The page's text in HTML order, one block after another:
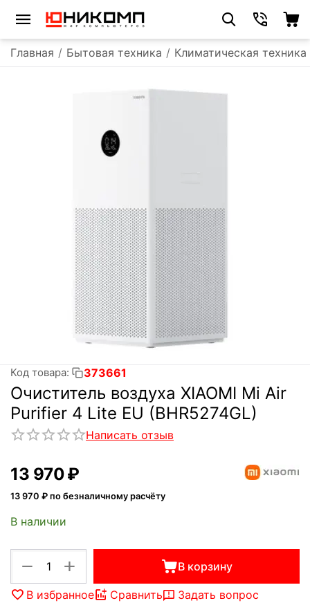
Главная / Бытовая техника / Климатическая техника
Код товара: 373661
Очиститель воздуха XIAOMI Mi Air
Purifier 4 Lite EU (BHR5274GL)
Написать отзыв
13 970₽
13 970 ₽ по безналичному расчёту
В наличии
+
− В корзину
В избранное Сравнить Задать вопрос